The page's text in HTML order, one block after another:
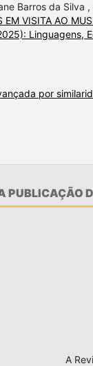
Barros da Silva
VISITA AO
Linguagens,
por
PUBLICAÇÃO
A